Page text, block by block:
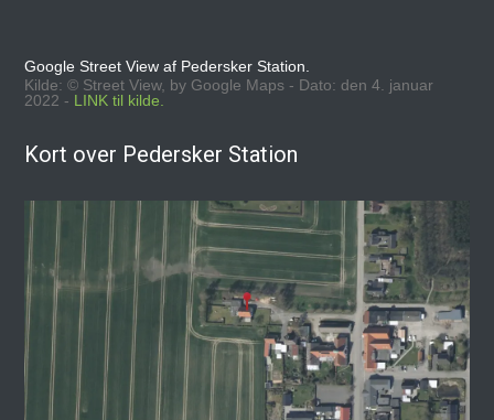
Google Street View af Pedersker Station.
Kilde: © Street View, by Google Maps - Dato: den 4. januar
2022 - LINK til kilde.
Kort over Pedersker Station